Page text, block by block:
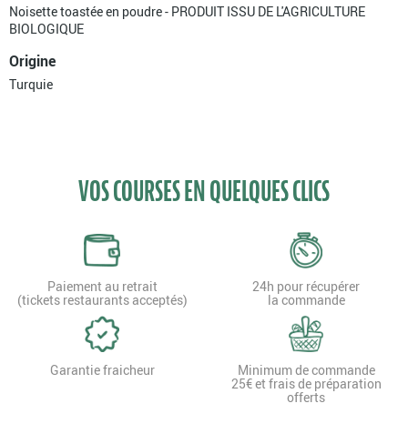
Noisette toastée en poudre - PRODUIT ISSU DE L'AGRICULTURE
BIOLOGIQUE
Origine
Turquie
VOS COURSES EN QUELQUES CLICS
Paiement au retrait
(tickets restaurants acceptés)
24h pour récupérer
la commande
Garantie fraicheur Minimum de commande
25€ et frais de préparation
offerts